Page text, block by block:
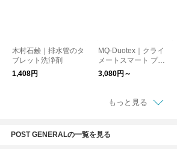
木村石鹸｜排水管のタ
ブレット洗浄剤
1,408円
MQ-Duotex｜クライ
メートスマート プレ
ミアムモップ
3,080円～
もっと見る
POST GENERALの一覧を見る